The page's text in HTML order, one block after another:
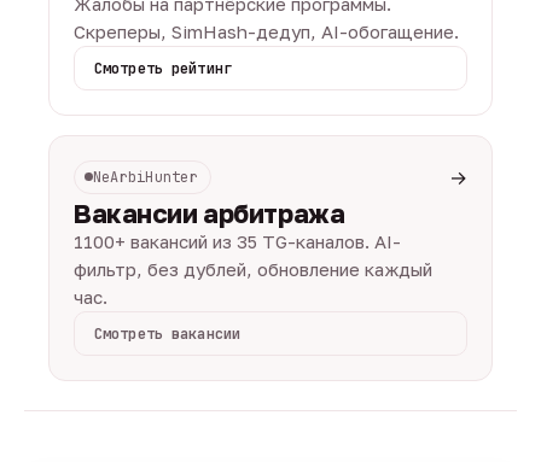
Скреперы, SimHash-дедуп, AI-обогащение.
Смотреть рейтинг
NeArbiHunter →
Вакансии арбитража
1100+ вакансий из 35 TG-каналов. AI-
фильтр, без дублей, обновление каждый
час.
Смотреть вакансии